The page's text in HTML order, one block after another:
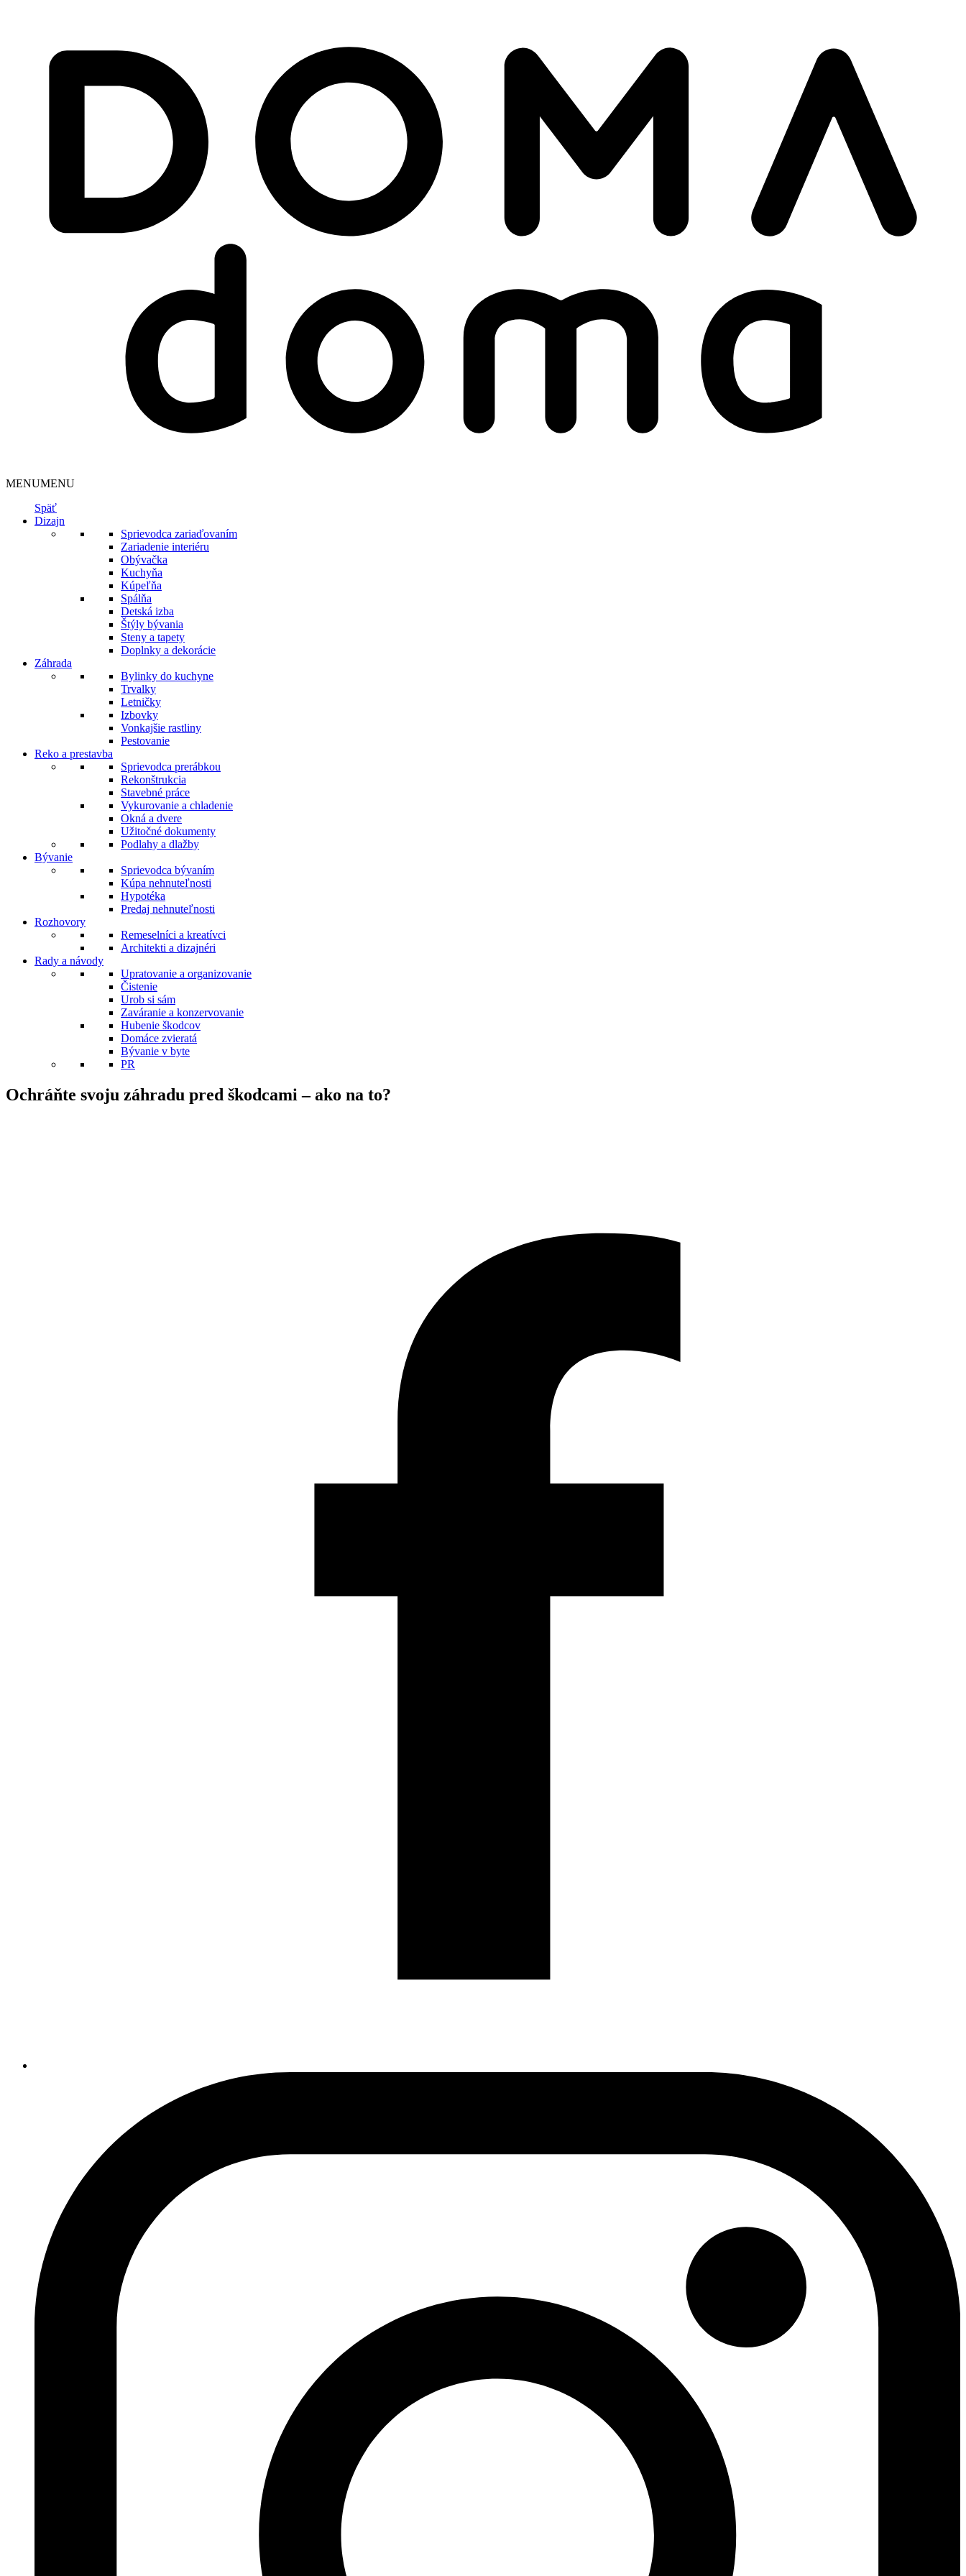
MENUMENU
Späť
Dizajn
Sprievodca zariaďovaním
Zariadenie interiéru
Obývačka
Kuchyňa
Kúpeľňa
Spálňa
Detská izba
Štýly bývania
Steny a tapety
Doplnky a dekorácie
Záhrada
Bylinky do kuchyne
Trvalky
Letničky
Izbovky
Vonkajšie rastliny
Pestovanie
Reko a prestavba
Sprievodca prerábkou
Rekonštrukcia
Stavebné práce
Vykurovanie a chladenie
Okná a dvere
Užitočné dokumenty
Podlahy a dlažby
Bývanie
Sprievodca bývaním
Kúpa nehnuteľnosti
Hypotéka
Predaj nehnuteľnosti
Rozhovory
Remeselníci a kreatívci
Architekti a dizajnéri
Rady a návody
Upratovanie a organizovanie
Čistenie
Urob si sám
Zaváranie a konzervovanie
Hubenie škodcov
Domáce zvieratá
Bývanie v byte
PR
Ochráňte svoju záhradu pred škodcami – ako na to?